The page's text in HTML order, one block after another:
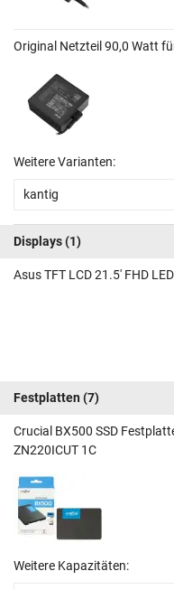
Original Netzteil 90,0 Watt
Weitere Varianten:
kantig
Displays(1)
Asus TFT LCD 21.5' FHD
Festplatten (7)
Crucial BX500 SSD
ZN220ICUT 1C
Weitere Kapazitäten: